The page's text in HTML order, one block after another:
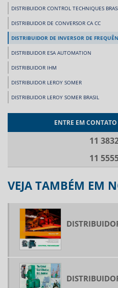
DISTRIBUIDOR CONTROL TECHNIQUES
DISTRIBUIDOR DE CONVERSOR CA CC
DISTRIBUIDOR DE INVERSOR DE
DISTRIBUIDOR ESA AUTOMATION
DISTRIBUIDOR IHM
DISTRIBUIDOR LEROY SOMER
DISTRIBUIDOR LEROY SOMER BRASIL
DISTRIBUIDOR OEMER
FABRICANTES DE INVERSORES DE
FORNECEDOR DE INVERSOR DE
FORNECEDORES DE SERVO MOTOR
IHM COM CLP INCORPORADO
IHM TOUCH COM CLP INCORPORADO
INVERSOR DE FREQUÊNCIA ELEVADOR
ENTRE EM
11
11
VEJA TAMBÉM EM